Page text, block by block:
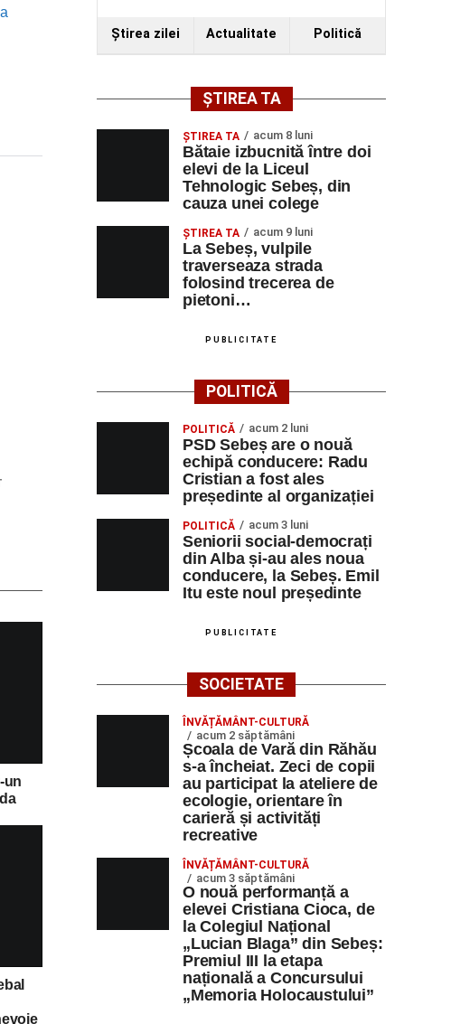
un
Ştirea zilei Actualitate Politică
ȘTIREA TA
ŞTIREA TA acum 8 luni
Bătaie izbucnită între doi
elevi de la Liceul
Tehnologic Sebeș, din
cauza unei colege
ŞTIREA TA acum 9 luni
La Sebeș, vulpile
traverseaza strada
folosind trecerea de
pietoni…
PUBLICITATE
POLITICĂ
POLITICĂ acum 2 luni
PSD Sebeș are o nouă
echipă conducere: Radu
Cristian a fost ales
președinte al organizației
POLITICĂ acum 3 luni
Seniorii social-democrați
din Alba și-au ales noua
conducere, la Sebeș. Emil
Itu este noul președinte
PUBLICITATE
SOCIETATE
ÎNVĂȚĂMÂNT-CULTURĂ
acum 2 săptămâni
Școala de Vară din Răhău
s-a încheiat. Zeci de copii
au participat la ateliere de
ecologie, orientare în
carieră și activități
recreative
ÎNVĂȚĂMÂNT-CULTURĂ
acum 3 săptămâni
O nouă performanță a
elevei Cristiana Cioca, de
la Colegiul Național
„Lucian Blaga” din Sebeș:
Premiul III la etapa
națională a Concursului
„Memoria Holocaustului”